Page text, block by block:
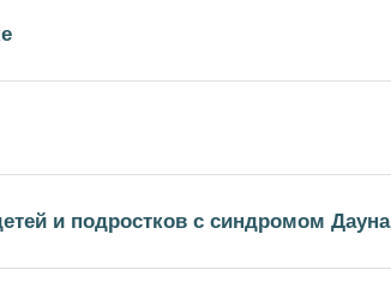
и подростков с синдромом Дауна